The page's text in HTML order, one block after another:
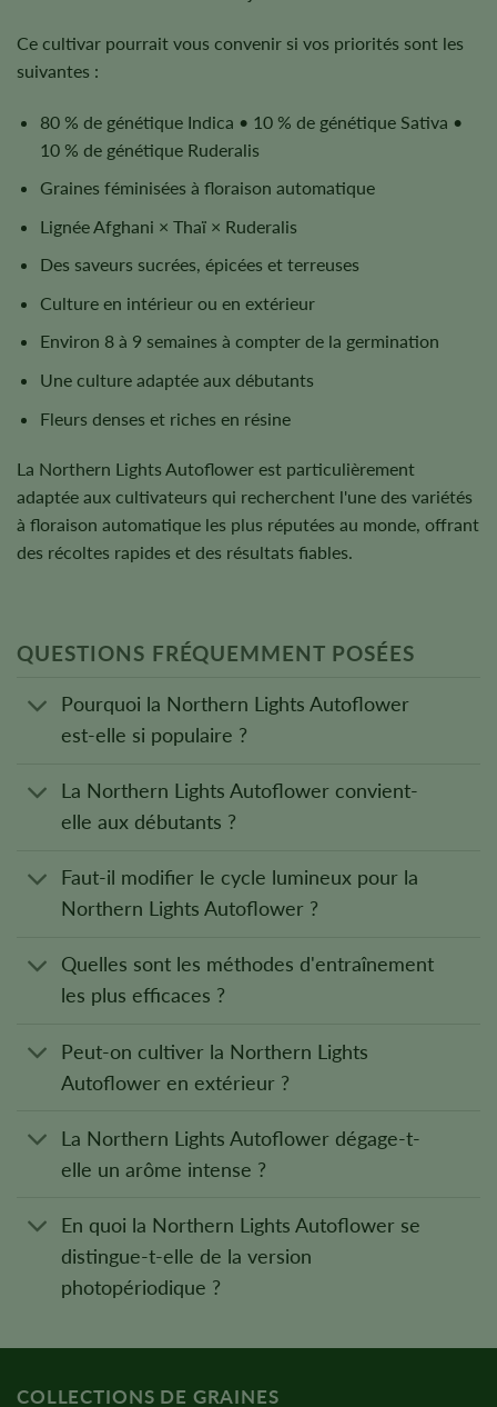
Ce cultivar pourrait vous convenir si vos priorités sont les
suivantes :
80 % de génétique Indica • 10 % de génétique Sativa •
10 % de génétique Ruderalis
Graines féminisées à floraison automatique
Lignée Afghani × Thaï × Ruderalis
Des saveurs sucrées, épicées et terreuses
Culture en intérieur ou en extérieur
Environ 8 à 9 semaines à compter de la germination
Une culture adaptée aux débutants
Fleurs denses et riches en résine
La Northern Lights Autoflower est particulièrement
adaptée aux cultivateurs qui recherchent l'une des variétés
à floraison automatique les plus réputées au monde, offrant
des récoltes rapides et des résultats fiables.
QUESTIONS FRÉQUEMMENT POSÉES
Pourquoi la Northern Lights Autoflower
est-elle si populaire ?
La Northern Lights Autoflower convient-
elle aux débutants ?
Faut-il modifier le cycle lumineux pour la
Northern Lights Autoflower ?
Quelles sont les méthodes d'entraînement
les plus efficaces ?
Peut-on cultiver la Northern Lights
Autoflower en extérieur ?
La Northern Lights Autoflower dégage-t-
elle un arôme intense ?
En quoi la Northern Lights Autoflower se
distingue-t-elle de la version
photopériodique ?
COLLECTIONS DE GRAINES